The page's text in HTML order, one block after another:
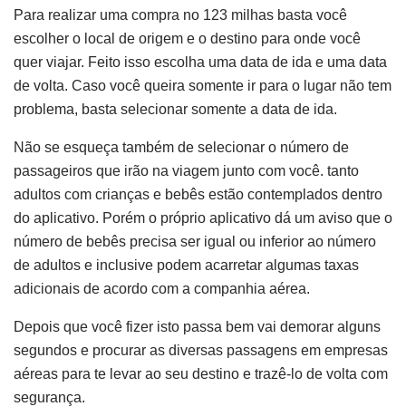
Para realizar uma compra no 123 milhas basta você
escolher o local de origem e o destino para onde você
quer viajar. Feito isso escolha uma data de ida e uma data
de volta. Caso você queira somente ir para o lugar não tem
problema, basta selecionar somente a data de ida.
Não se esqueça também de selecionar o número de
passageiros que irão na viagem junto com você. tanto
adultos com crianças e bebês estão contemplados dentro
do aplicativo. Porém o próprio aplicativo dá um aviso que o
número de bebês precisa ser igual ou inferior ao número
de adultos e inclusive podem acarretar algumas taxas
adicionais de acordo com a companhia aérea.
Depois que você fizer isto passa bem vai demorar alguns
segundos e procurar as diversas passagens em empresas
aéreas para te levar ao seu destino e trazê-lo de volta com
segurança.